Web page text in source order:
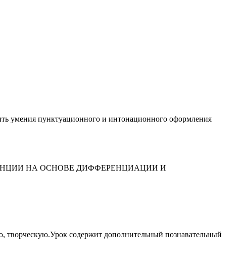
умения пунктуационного и интонационного оформ­ления
НА ОСНОВЕ ДИФФЕРЕНЦИАЦИИ И
содержит дополнительный познавательный